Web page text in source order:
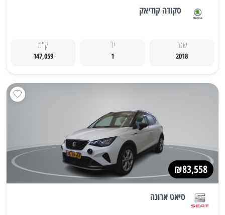
סקודה קודיאק
שנה
2018
יד
1
ק"מ
147,059
₪83,558
סיאט ארונה